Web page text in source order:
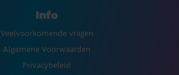
Info
Veelvoorkomende vragen
Algemene Voorwaarden
Privacybeleid